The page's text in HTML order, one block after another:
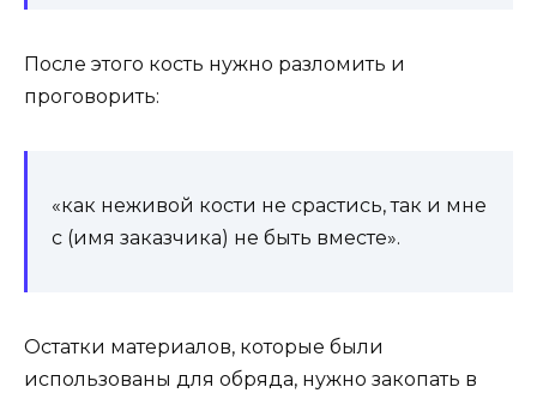
После этого кость нужно разломить и
проговорить:
«как неживой кости не срастись, так и мне
с (имя заказчика) не быть вместе».
Остатки материалов, которые были
использованы для обряда, нужно закопать в